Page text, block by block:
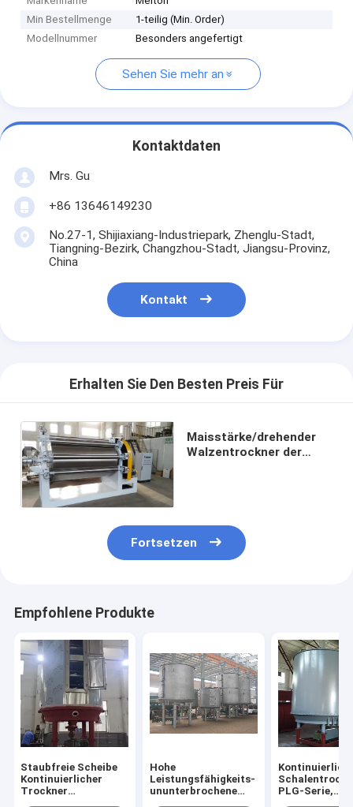
Min Bestellmenge
1-teilig (Min. Order)
Modellnummer
Besonders angefertigt
Sehen Sie mehr an
Kontaktdaten
Mrs. Gu
+86 13646149230
No.27-1, Shijiaxiang-Industriepark, Zhenglu-Stadt,
Tiangning-Bezirk, Changzhou-Stadt, Jiangsu-Provinz,
China
Kontakt
Erhalten Sie Den Besten Preis Für
Maisstärke/drehender
Walzentrockner der
Fortsetzen
Empfohlene Produkte
Staubfreie Scheibe
Kontinuierlicher
Trockner
Hohe
Leistungsfähigkeits-
ununterbrochene
PLG-Serie,